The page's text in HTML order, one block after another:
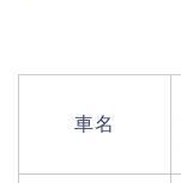
車名